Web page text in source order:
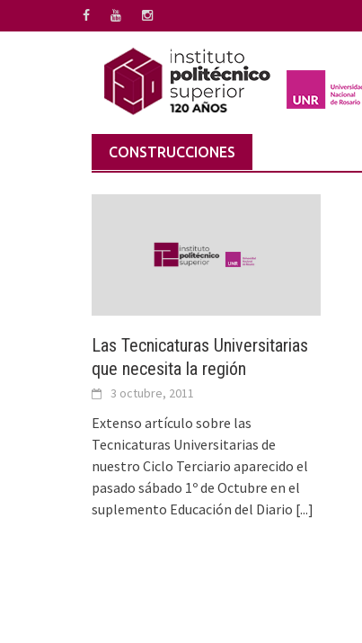
al
CONSTRUCCIONES
Las Tecnicaturas Universitarias
que necesita la región
3 octubre, 2011
Extenso artículo sobre las
Tecnicaturas Universitarias de
nuestro Ciclo Terciario aparecido el
pasado sábado 1º de Octubre en el
suplemento Educación del Diario [...]